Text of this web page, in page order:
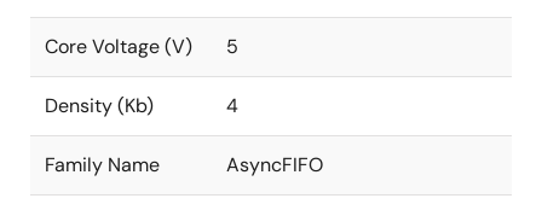
Core Voltage (V) 5
Density (Kb) 4
Family Name AsyncFIFO